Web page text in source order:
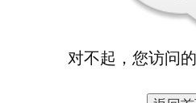
对不起，您访问